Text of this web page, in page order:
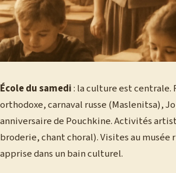
École du samedi: la culture est centrale.
orthodoxe, carnaval russe (Maslenitsa),
anniversaire de Pouchkine. Activités
broderie, chant choral). Visites au musée
apprise dans un bain culturel.